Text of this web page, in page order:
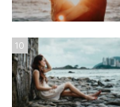
10